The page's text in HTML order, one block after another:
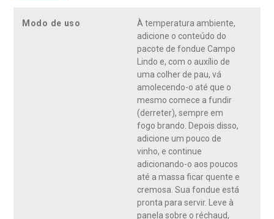
Modo de uso
À temperatura ambiente,
adicione o conteúdo do
pacote de fondue Campo
Lindo e, com o auxílio de
uma colher de pau, vá
amolecendo-o até que o
mesmo comece a fundir
(derreter), sempre em
fogo brando. Depois disso,
adicione um pouco de
vinho, e continue
adicionando-o aos poucos
até a massa ficar quente e
cremosa. Sua fondue está
pronta para servir. Leve à
panela sobre o réchaud,